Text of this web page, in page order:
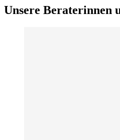
Unsere Beraterinnen